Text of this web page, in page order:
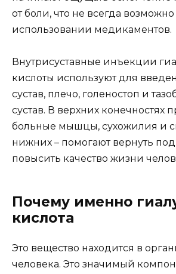
от боли, что не всегда
использовании медикаментов.
Внутрисуставные инъекции
кислоты используют для
сустав, плечо, голеностоп и
сустав. В верхних конечностях
больные мышцы, сухожилия и
нижних – помогают вернуть
повысить качество жизни
Почему именно
кислота
Это вещество находится в
человека. Это значимый